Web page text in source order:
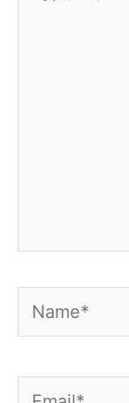
Name*
Email*